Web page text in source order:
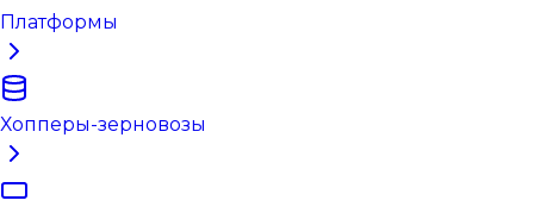
Платформы
Хопперы-зерновозы